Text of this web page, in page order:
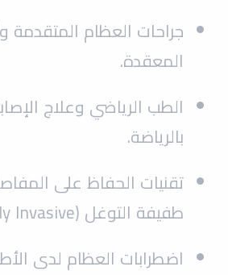
جراحات العظام المتقدمة
المعقدة.
الطب الرياضي وعلاج
بالرياضة.
تقنيات الحفاظ على
طفيفة التوغل (Minimally Invasive).
اضطرابات العظام لدى